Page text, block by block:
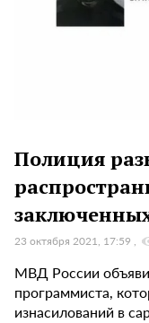
Полиция
23 октября 2021, 17:59
МВД России
программиста,
изнасилований в